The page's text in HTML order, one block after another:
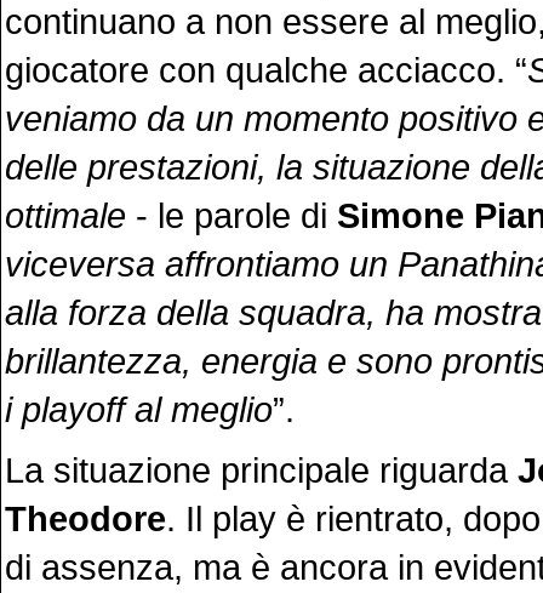
continuano a non essere al
giocatore con qualche acciacco. “
veniamo da un momento positivo
delle prestazioni, la situazione
ottimale - le parole di Simone
viceversa affrontiamo un
alla forza della squadra, ha
brillantezza, energia e sono
i playoff al meglio”.
La situazione principale riguarda
Theodore. Il play è rientrato,
di assenza, ma è ancora in